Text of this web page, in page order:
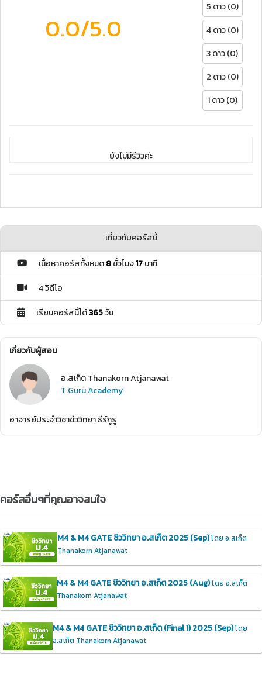
0.0/5.0
5 ดาว (0)
4 ดาว (0)
3 ดาว (0)
2 ดาว (0)
1 ดาว (0)
ยังไม่มีรีวิวค่ะ
เกี่ยวกับคอร์สนี้
เนื้อหาคอร์สทั้งหมด8ชั่วโมง17นาที
4 วิดีโอ
เรียนคอร์สนี้ได้365วัน
เกี่ยวกับผู้สอน
อ.สเก็ต Thanakorn Atjanawat
T.Guru Academy
อาจารย์ประจำวิชาชีววิทยา ธีร์กูรู
คอร์สอื่นๆที่คุณอาจสนใจ
M4 & M4 GATE ชีววิทยา อ.สเก็ต 2025 (Sep)โดย อ.สเก็ต
Thanakorn Atjanawat
M4 & M4 GATE ชีววิทยา อ.สเก็ต 2025 (Aug)โดย อ.สเก็ต
Thanakorn Atjanawat
M4 & M4 GATE ชีววิทยา อ.สเก็ต (Final 1) 2025 (Sep)โดย
อ.สเก็ต Thanakorn Atjanawat